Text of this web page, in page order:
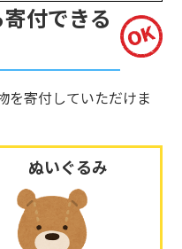
付できる
を寄付していただけま
ぬいぐるみ